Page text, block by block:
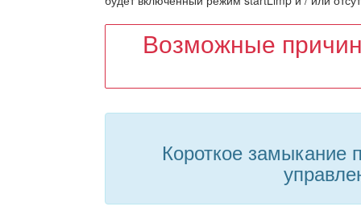
Возможные
Короткое замыкание